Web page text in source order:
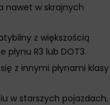
nawet w skrajnych
z większością
R3 lub DOT3.
z innymi płynami klasy
w starszych pojazdach,